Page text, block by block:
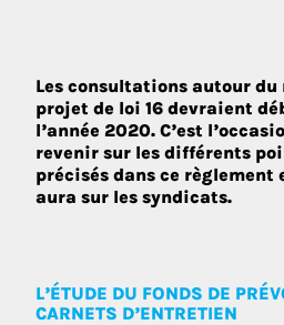
Les consultations autour du
projet de loi 16 devraient
l’année 2020. C’est
revenir sur les différents
précisés dans ce règlement
aura sur les syndicats.
L’ÉTUDE DU FONDS DE
CARNETS D’ENTRETIEN